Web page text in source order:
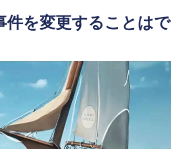
件を変更することはで